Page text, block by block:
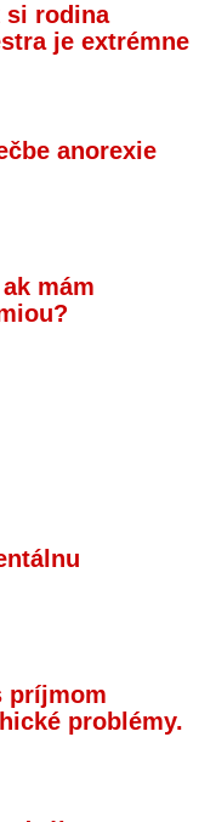
si rodina
je extrémne
anorexie
mám
príjmom
problémy.